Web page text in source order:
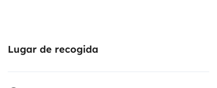
Lugar de recogida